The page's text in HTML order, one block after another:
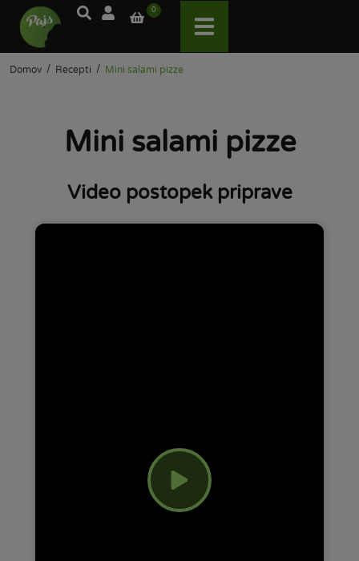
0
Domov / Recepti / Mini salami pizze
Mini salami pizze
Video postopek priprave